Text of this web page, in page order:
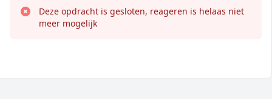
Deze opdracht is gesloten, reageren is helaas niet
meer mogelijk